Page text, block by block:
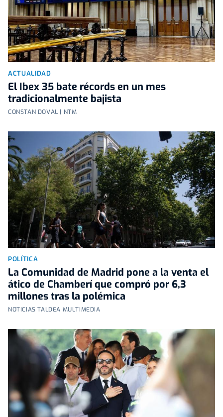
ACTUALIDAD
El Ibex 35 bate récords en un mes
tradicionalmente bajista
CONSTAN DOVAL | NTM
POLÍTICA
La Comunidad de Madrid pone a la venta el
ático de Chamberí que compró por 6,3
millones tras la polémica
NOTICIAS TALDEA MULTIMEDIA